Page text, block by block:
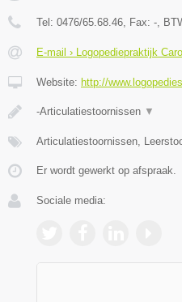
Tel: 0476/65.68.46, Fax: -,
E-mail › Logopediepraktijk
Website: http://
-Articulatiestoornissen ▼
Articulatiestoornissen,
Er wordt gewerkt op afspraak.
Sociale media: